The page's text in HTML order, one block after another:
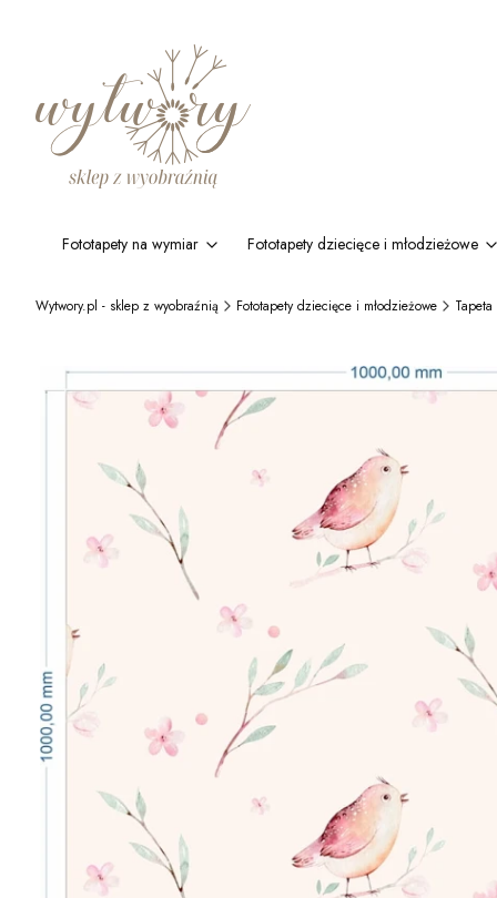
Fototapety na wymiar Fototapety dziecięce i młodzieżowe
Wytwory.pl - sklep z wyobraźnią Fototapety dziecięce i młodzieżowe